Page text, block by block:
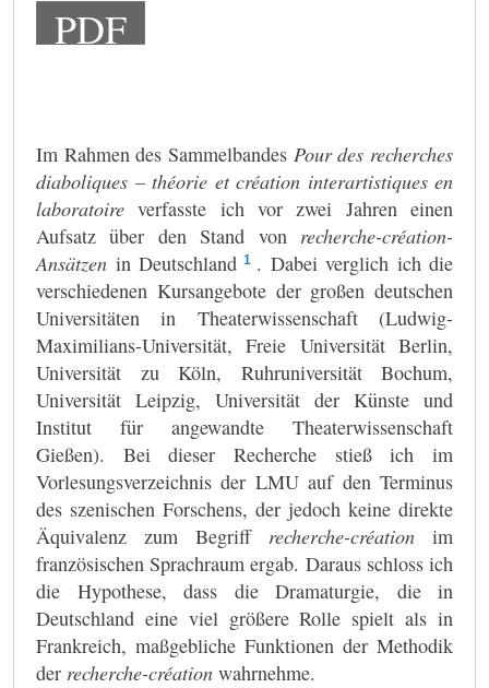
PDF
Im Rahmen des Sammelbandes Pour des recherches
diaboliques – théorie et création interartistiques en
laboratoire verfasste ich vor zwei Jahren einen
Aufsatz über den Stand von recherche-création-
Ansätzen in Deutschland 1 . Dabei verglich ich die
verschiedenen Kursangebote der großen deutschen
Universitäten in Theaterwissenschaft (Ludwig-
Maximilians-Universität, Freie Universität Berlin,
Universität zu Köln, Ruhruniversität Bochum,
Universität Leipzig, Universität der Künste und
Institut für angewandte Theaterwissenschaft
Gießen). Bei dieser Recherche stieß ich im
Vorlesungsverzeichnis der LMU auf den Terminus
des szenischen Forschens, der jedoch keine direkte
Äquivalenz zum Begriff recherche-création im
französischen Sprachraum ergab. Daraus schloss ich
die Hypothese, dass die Dramaturgie, die in
Deutschland eine viel größere Rolle spielt als in
Frankreich, maßgebliche Funktionen der Methodik
der recherche-création wahrnehme.